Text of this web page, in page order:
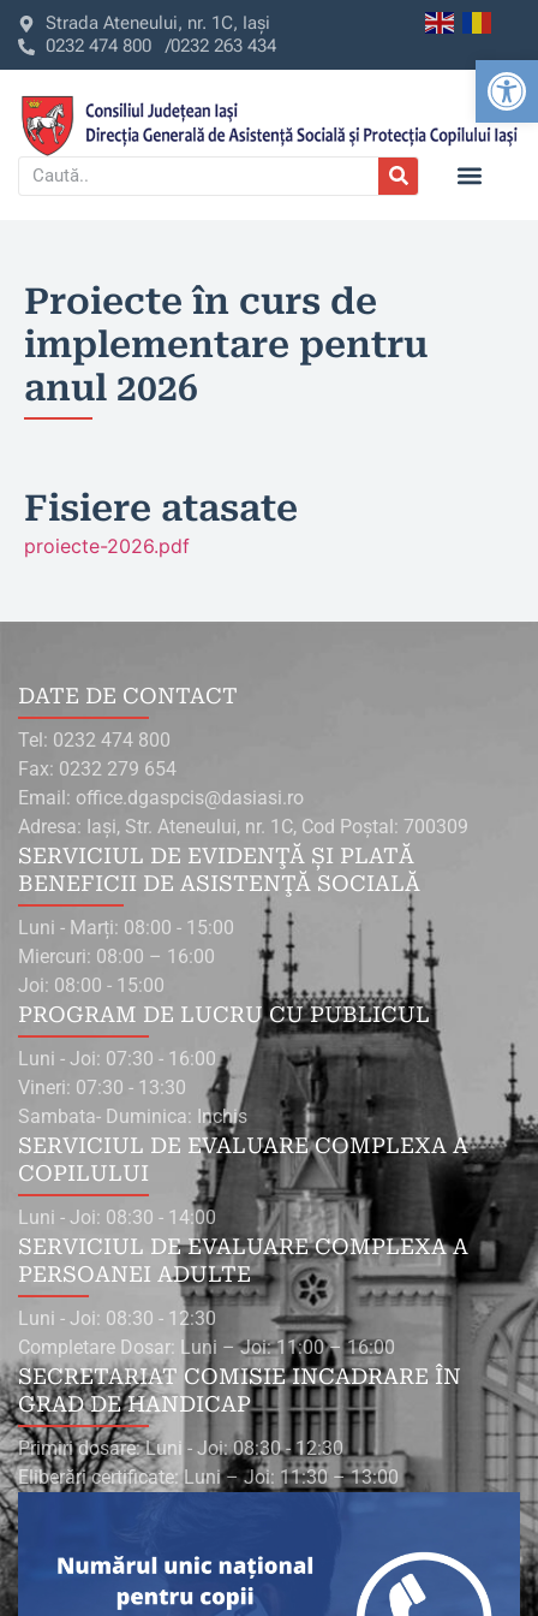
Strada Ateneului, nr. 1C, Iași
0232 474 800 /0232 263 434
Proiecte în curs de
implementare pentru
anul 2026
Fisiere atasate
proiecte-2026.pdf
DATE DE CONTACT
Tel: 0232 474 800
Fax: 0232 279 654
Email: office.dgaspcis@dasiasi.ro
Adresa: Iaşi, Str. Ateneului, nr. 1C, Cod Poştal: 700309
PROGRAM DE LUCRU CU PUBLICUL
Luni - Joi: 07:30 - 16:00
Vineri: 07:30 - 13:30
Sambata- Duminica: Inchis
SERVICIUL DE EVALUARE COMPLEXA A
COPILULUI
Luni - Joi: 08:30 - 14:00
SERVICIUL DE EVALUARE COMPLEXA A
PERSOANEI ADULTE
Luni - Joi: 08:30 - 12:30
Completare Dosar: Luni – Joi: 11:00 – 16:00
SECRETARIAT COMISIE INCADRARE ÎN
GRAD DE HANDICAP
Primiri dosare: Luni - Joi: 08:30 - 12:30
Eliberări certificate: Luni – Joi: 11:30 – 13:00
SERVICIUL DE EVIDENŢĂ ŞI PLATĂ
BENEFICII DE ASISTENŢĂ SOCIALĂ
Luni - Marți: 08:00 - 15:00
Miercuri: 08:00 – 16:00
Joi: 08:00 - 15:00